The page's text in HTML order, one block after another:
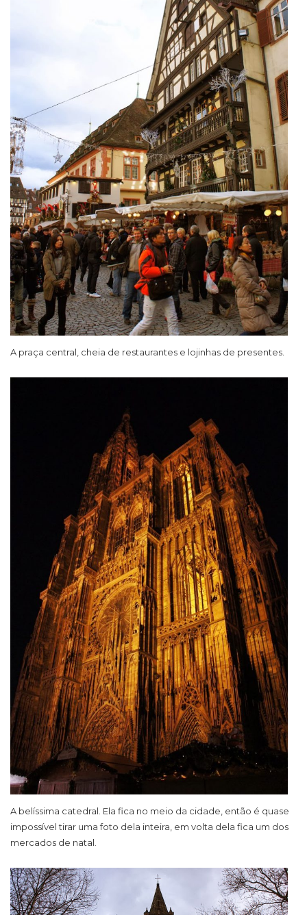
A praça central, cheia de restaurantes e lojinhas de presentes.
A belíssima catedral. Ela fica no meio da cidade, então é quase
impossível tirar uma foto dela inteira, em volta dela fica um dos
mercados de natal.